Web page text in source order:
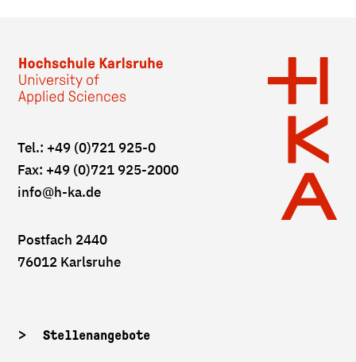
Tel.: +49 (0)721 925-0
Fax: +49 (0)721 925-2000
info@h-ka.de
Postfach 2440
76012 Karlsruhe
Stellenangebote